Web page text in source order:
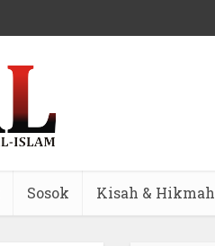
Sosok Kisah & Hikmah